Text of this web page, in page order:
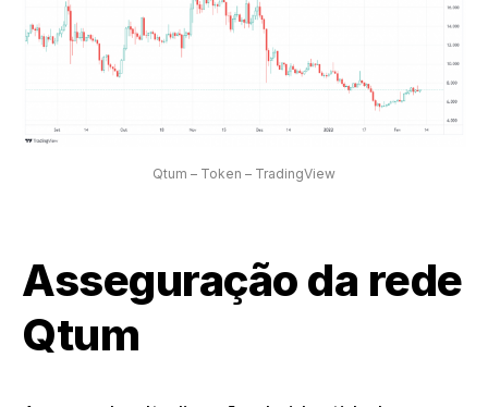
Qtum – Token – TradingView
Asseguração da rede
Qtum